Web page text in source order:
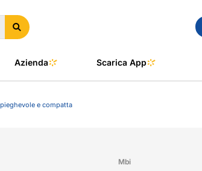
Azienda Scarica App
e compatta
Mbi